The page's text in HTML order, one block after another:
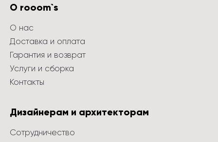
О rooom`s
О нас
Доставка и оплата
Гарантия и возврат
Услуги и сборка
Контакты
Дизайнерам и архитекторам
Сотрудничество